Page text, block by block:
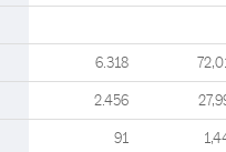
6.318
2.456
91